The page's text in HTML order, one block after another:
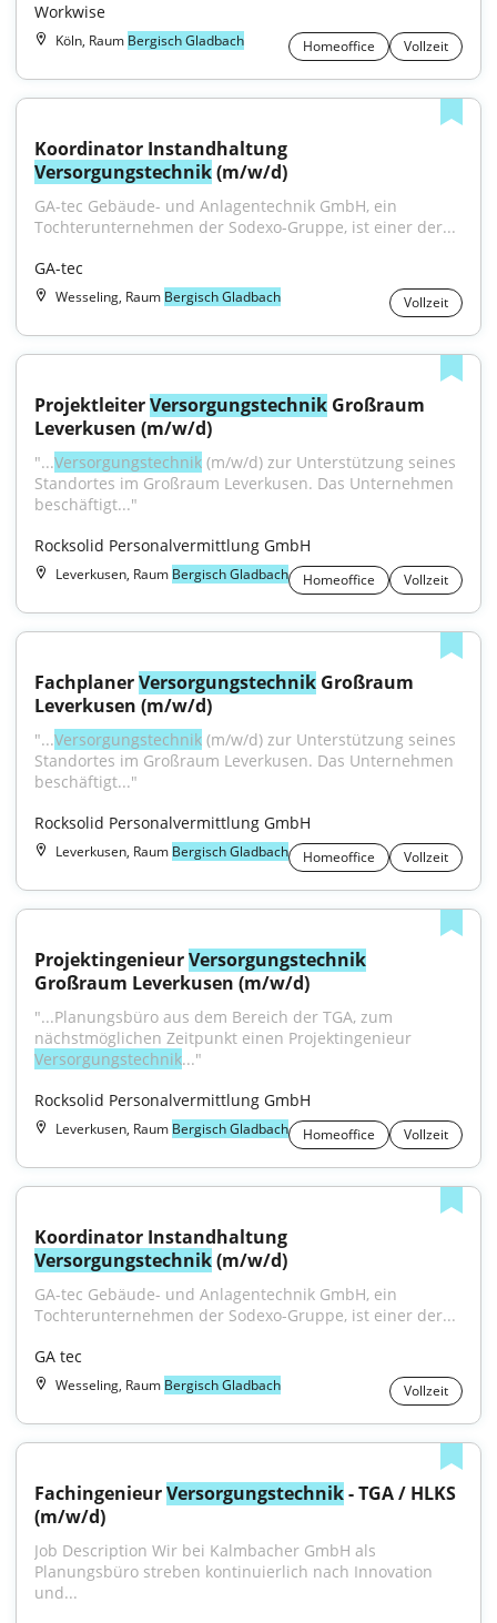
Workwise
Köln, Raum Bergisch Gladbach Homeoffice Vollzeit
Versorgungstechnik (m/w/d)
GA-tec Gebäude- und Anlagentechnik GmbH, ein
Tochterunternehmen der Sodexo-Gruppe, ist einer der...
GA-tec
Wesseling, Raum Bergisch Gladbach Vollzeit
Projektleiter Versorgungstechnik Großraum
Leverkusen (m/w/d)
"...Versorgungstechnik (m/w/d) zur Unterstützung seines
Standortes im Großraum Leverkusen. Das Unternehmen
beschäftigt..."
Rocksolid Personalvermittlung GmbH
Leverkusen, Raum Bergisch Gladbach Homeoffice Vollzeit
Fachplaner Versorgungstechnik Großraum
Leverkusen (m/w/d)
"...Versorgungstechnik (m/w/d) zur Unterstützung seines
Standortes im Großraum Leverkusen. Das Unternehmen
beschäftigt..."
Rocksolid Personalvermittlung GmbH
Leverkusen, Raum Bergisch Gladbach Homeoffice Vollzeit
Projektingenieur Versorgungstechnik
Großraum Leverkusen (m/w/d)
"...Planungsbüro aus dem Bereich der TGA, zum
Versorgungstechnik..."
Rocksolid Personalvermittlung GmbH
Leverkusen, Raum Bergisch Gladbach Homeoffice Vollzeit
Versorgungstechnik (m/w/d)
GA-tec Gebäude- und Anlagentechnik GmbH, ein
Tochterunternehmen der Sodexo-Gruppe, ist einer der...
GA tec
Wesseling, Raum Bergisch Gladbach Vollzeit
Fachingenieur Versorgungstechnik - TGA / HLKS
(m/w/d)
Job Description Wir bei Kalmbacher GmbH als
Planungsbüro streben kontinuierlich nach Innovation
und...